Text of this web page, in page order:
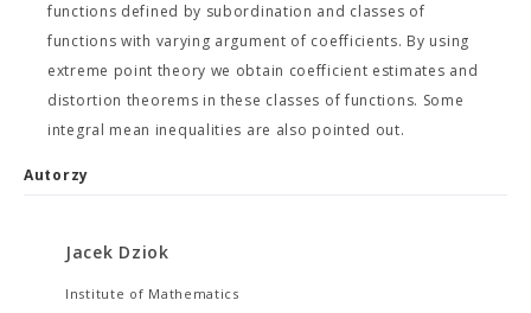
functions defined by subordination and classes of
functions with varying argument of coefficients. By using
extreme point theory we obtain coefficient estimates and
distortion theorems in these classes of functions. Some
integral mean inequalities are also pointed out.
Autorzy
Jacek Dziok
Institute of Mathematics